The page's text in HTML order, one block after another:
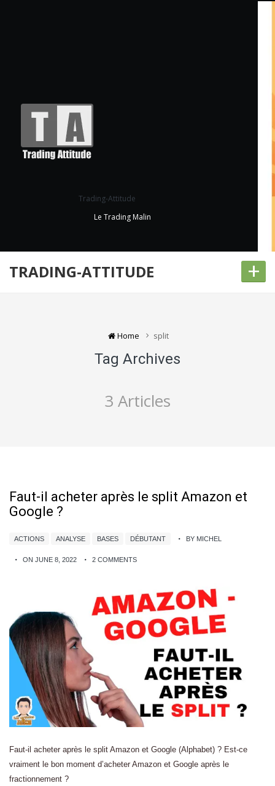
Trading-Attitude
Le Trading Malin
TRADING-ATTITUDE +
Home split
Tag Archives
3 Articles
Faut-il acheter après le split Amazon et
Google ?
ACTIONS ANALYSE BASES DÉBUTANT BY MICHEL
ON JUNE 8, 2022 2 COMMENTS
Faut-il acheter après le split Amazon et Google (Alphabet) ? Est-ce
vraiment le bon moment d’acheter Amazon et Google après le
fractionnement ?